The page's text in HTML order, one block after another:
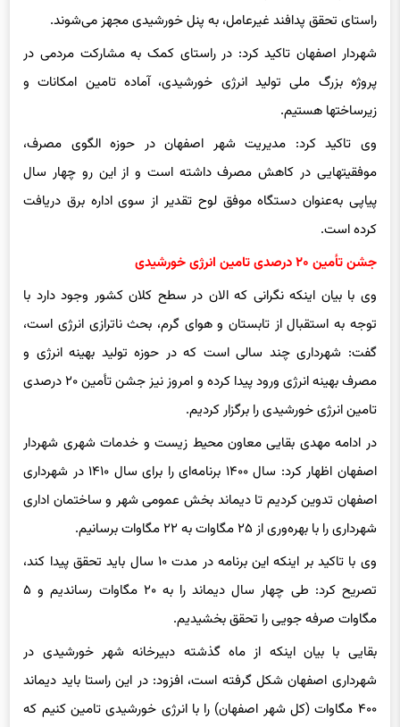
شهردار اصفهان تاکید کرد: در راستای کمک به مشارکت مردمی در
پروژه بزرگ ملی تولید انرژی خورشیدی، آماده تامین امکانات و
زیرساختها هستیم.
وی تاکید کرد: مدیریت شهر اصفهان در حوزه الگوی مصرف،
موفقیتهایی در کاهش مصرف داشته است و از این رو چهار سال
پیاپی به‌عنوان دستگاه موفق لوح تقدیر از سوی اداره برق دریافت
کرده است.
جشن تأمین ۲۰ درصدی تامین انرژی خورشیدی
وی با بیان اینکه نگرانی که الان در سطح کلان کشور وجود دارد با
توجه به استقبال از تابستان و هوای گرم، بحث ناترازی انرژی است،
گفت: شهرداری چند سالی است که در حوزه تولید بهینه انرژی و
مصرف بهینه انرژی ورود پیدا کرده و امروز نیز جشن تأمین ۲۰ درصدی
تامین انرژی خورشیدی را برگزار کردیم.
در ادامه مهدی بقایی معاون محیط زیست و خدمات شهری شهردار
اصفهان اظهار کرد: سال ۱۴۰۰ برنامه‌ای را برای سال ۱۴۱۰ در شهرداری
اصفهان تدوین کردیم تا دیماند بخش عمومی شهر و ساختمان اداری
شهرداری را با بهره‌وری از ۲۵ مگاوات به ۲۲ مگاوات برسانیم.
وی با تاکید بر اینکه این برنامه در مدت ۱۰ سال باید تحقق پیدا کند،
تصریح کرد: طی چهار سال دیماند را به ۲۰ مگاوات رساندیم و ۵
مگاوات صرفه جویی را تحقق بخشیدیم.
بقایی با بیان اینکه از ماه گذشته دبیرخانه شهر خورشیدی در
شهرداری اصفهان شکل گرفته است، افزود: در این راستا باید دیماند
۴۰۰ مگاوات (کل شهر اصفهان) را با انرژی خورشیدی تامین کنیم که
در این راستا نیاز به همکاری همه دستگاه‌ها داریم.